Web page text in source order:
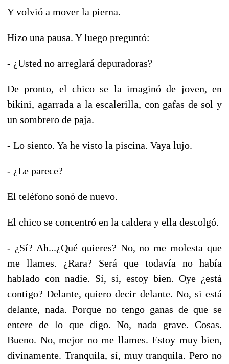
Y volvió a mover la pierna.
Hizo una pausa. Y luego preguntó:
- ¿Usted no arreglará depuradoras?
De pronto, el chico se la imaginó de joven, en
bikini, agarrada a la escalerilla, con gafas de sol y
un sombrero de paja.
- Lo siento. Ya he visto la piscina. Vaya lujo.
- ¿Le parece?
El teléfono sonó de nuevo.
El chico se concentró en la caldera y ella descolgó.
- ¿Sí? Ah...¿Qué quieres? No, no me molesta que
me llames. ¿Rara? Será que todavía no había
hablado con nadie. Sí, sí, estoy bien. Oye ¿está
contigo? Delante, quiero decir delante. No, si está
delante, nada. Porque no tengo ganas de que se
entere de lo que digo. No, nada grave. Cosas.
Bueno. No, mejor no me llames. Estoy muy bien,
divinamente. Tranquila, sí, muy tranquila. Pero no